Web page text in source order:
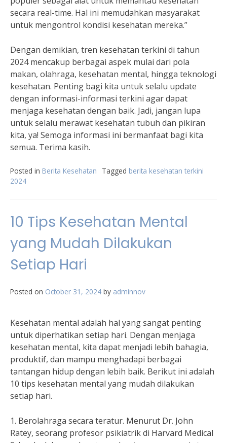
secara real-time. Hal ini memudahkan masyarakat
untuk mengontrol kondisi kesehatan mereka.”
Dengan demikian, tren kesehatan terkini di tahun
2024 mencakup berbagai aspek mulai dari pola
makan, olahraga, kesehatan mental, hingga teknologi
kesehatan. Penting bagi kita untuk selalu update
dengan informasi-informasi terkini agar dapat
menjaga kesehatan dengan baik. Jadi, jangan lupa
untuk selalu merawat kesehatan tubuh dan pikiran
kita, ya! Semoga informasi ini bermanfaat bagi kita
semua. Terima kasih.
Posted in Berita Kesehatan Tagged berita kesehatan terkini
2024
10 Tips Kesehatan Mental
yang Mudah Dilakukan
Setiap Hari
Posted on October 31, 2024 by adminnov
Kesehatan mental adalah hal yang sangat penting
untuk diperhatikan setiap hari. Dengan menjaga
kesehatan mental, kita dapat menjadi lebih bahagia,
produktif, dan mampu menghadapi berbagai
tantangan hidup dengan lebih baik. Berikut ini adalah
10 tips kesehatan mental yang mudah dilakukan
setiap hari.
1. Berolahraga secara teratur. Menurut Dr. John
Ratey, seorang profesor psikiatrik di Harvard Medical